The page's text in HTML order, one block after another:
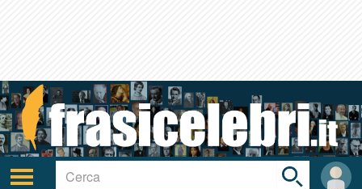
Attiva/disattiva
navigazione
User
area
Toggle
search
bar